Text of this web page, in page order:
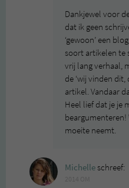
Dankjewel voor
dat ik geen
‘gewoon’ een
soort artikelen te
vrij lang verhaal,
de ‘wij vinden dit,
artikel. Vandaar
Heel lief dat je je
beargumenteren!
moeite neemt.
Michelleschreef: